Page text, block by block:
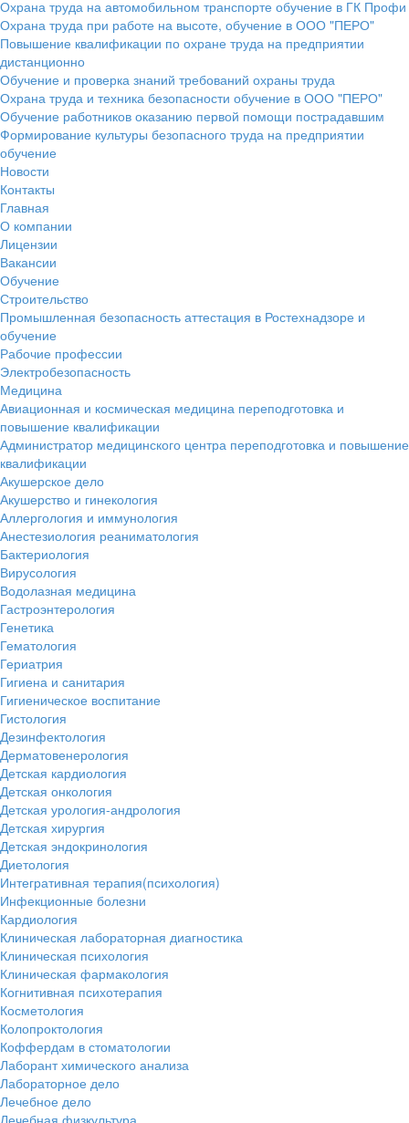
Охрана труда на автомобильном транспорте обучение в ГК Профи
Охрана труда при работе на высоте, обучение в ООО "ПЕРО"
Повышение квалификации по охране труда на предприятии
дистанционно
Обучение и проверка знаний требований охраны труда
Охрана труда и техника безопасности обучение в ООО "ПЕРО"
Обучение работников оказанию первой помощи пострадавшим
Формирование культуры безопасного труда на предприятии
обучение
Новости
Контакты
Главная
О компании
Лицензии
Вакансии
Обучение
Строительство
Промышленная безопасность аттестация в Ростехнадзоре и
обучение
Рабочие профессии
Электробезопасность
Медицина
Авиационная и космическая медицина переподготовка и
повышение квалификации
Администратор медицинского центра переподготовка и повышение
квалификации
Акушерское дело
Акушерство и гинекология
Аллергология и иммунология
Анестезиология реаниматология
Бактериология
Вирусология
Водолазная медицина
Гастроэнтерология
Генетика
Гематология
Гериатрия
Гигиена и санитария
Гигиеническое воспитание
Гистология
Дезинфектология
Дерматовенерология
Детская кардиология
Детская онкология
Детская урология-андрология
Детская хирургия
Детская эндокринология
Диетология
Интегративная терапия(психология)
Инфекционные болезни
Кардиология
Клиническая лабораторная диагностика
Клиническая психология
Клиническая фармакология
Когнитивная психотерапия
Косметология
Колопроктология
Коффердам в стоматологии
Лаборант химического анализа
Лабораторное дело
Лечебное дело
Лечебная физкультура